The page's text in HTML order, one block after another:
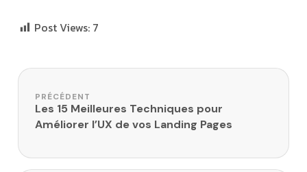
Post Views: 7
Navigation de l’article
PRÉCÉDENT
Les 15 Meilleures Techniques pour
Améliorer l’UX de vos Landing Pages